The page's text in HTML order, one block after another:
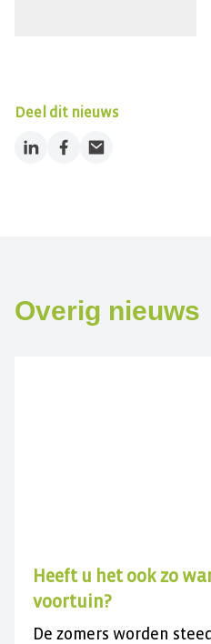
Deel dit nieuws
LinkedInFacebook
Email
Overig nieuws
Heeft u het ook zo
voortuin?
De zomers worden